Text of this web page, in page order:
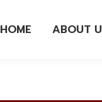
HOME ABOUT